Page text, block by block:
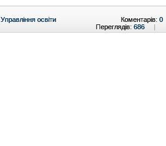
Управління освіти Коментарів: 0
Переглядів: 686 |